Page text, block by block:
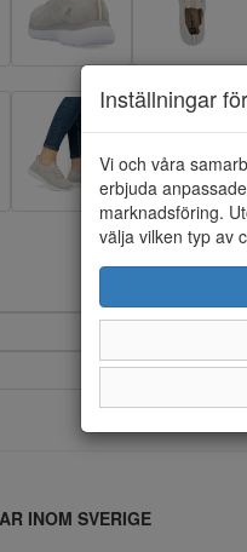
INOM SVERIGE
Inställningar
Vi och våra
erbjuda
marknadsföring.
välja vilken typ av